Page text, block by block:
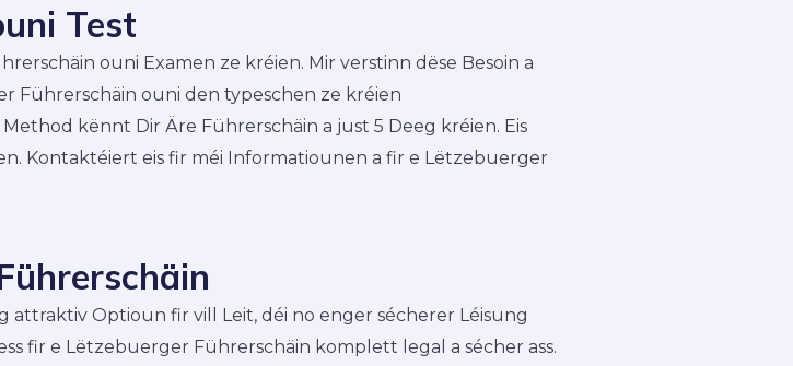
Test
ouni Examen ze kréien. Mir verstinn dëse Besoin a
Führerschäin ouni den typeschen ze kréien
kënnt Dir Äre Führerschäin a just 5 Deeg kréien. Eis
Kontaktéiert eis fir méi Informatiounen a fir e Lëtzebuerger
attraktiv Optioun fir vill Leit, déi no enger sécherer Léisung
fir e Lëtzebuerger Führerschäin komplett legal a sécher ass.